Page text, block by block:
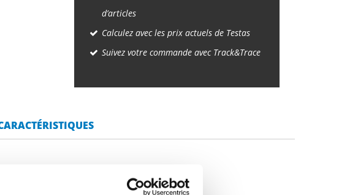
d’articles
Calculez avec les prix actuels de Testas
Suivez votre commande avec Track&Trace
chaud rond écroûté